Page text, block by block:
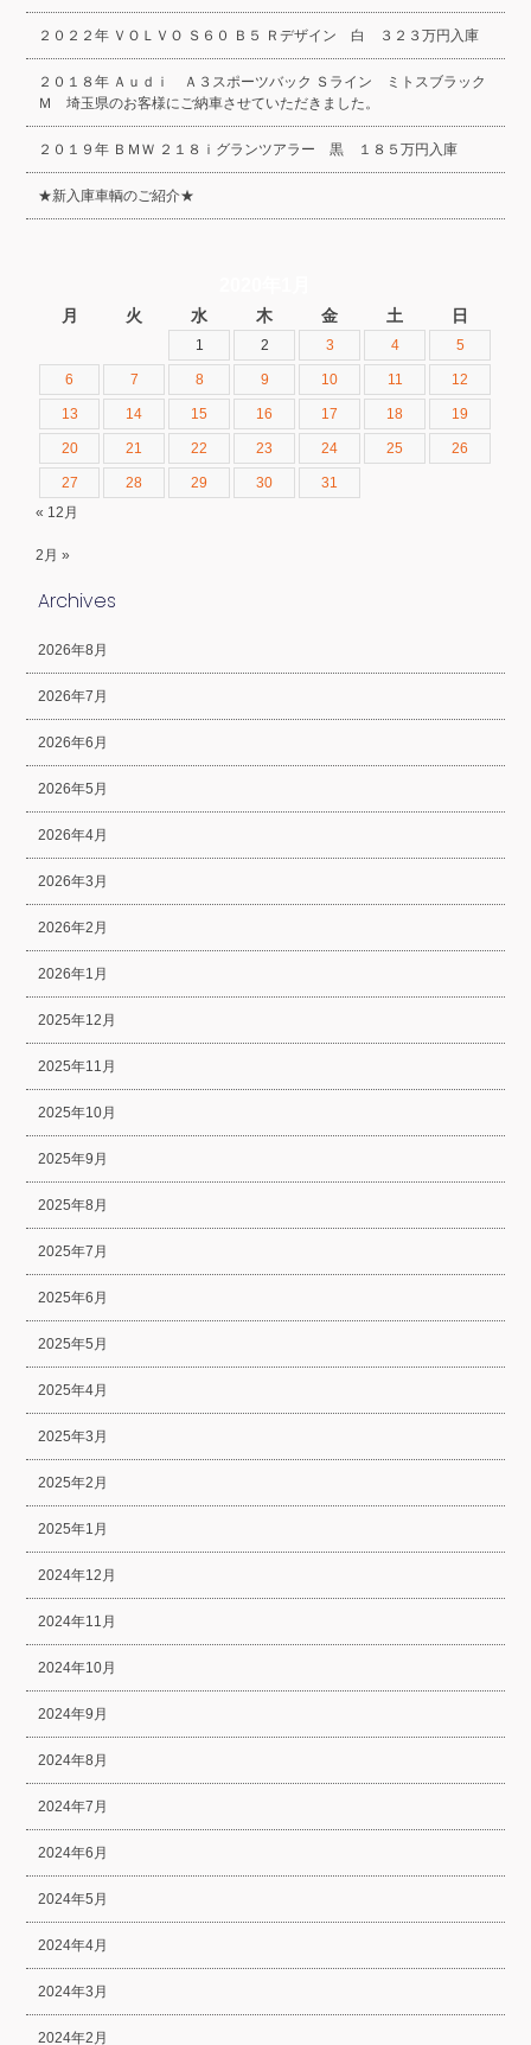
２０２２年 ＶＯＬＶＯ Ｓ６０ Ｂ５ Ｒデザイン 白 ３２３万円入庫
２０１８年 Ａｕｄｉ Ａ３スポーツバック Ｓライン ミトスブラック
Ｍ 埼玉県のお客様にご納車させていただきました。
２０１９年 ＢＭＷ ２１８ｉグランツアラー 黒 １８５万円入庫
★新入庫車輌のご紹介★
月 火 水 木 金 土 日
1 2 3 4 5
6 7 8 9 10 11 12
13 14 15 16 17 18 19
20 21 22 23 24 25 26
27 28 29 30
31
« 12月
2月 »
Archives
2026年8月
2026年7月
2026年6月
2026年5月
2026年4月
2026年3月
2026年2月
2026年1月
2025年12月
2025年11月
2025年10月
2025年9月
2025年8月
2025年7月
2025年6月
2025年5月
2025年4月
2025年3月
2025年2月
2025年1月
2024年12月
2024年11月
2024年10月
2024年9月
2024年8月
2024年7月
2024年6月
2024年5月
2024年4月
2024年3月
2024年2月